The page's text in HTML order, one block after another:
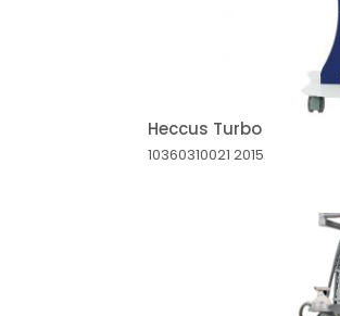
Heccus Turbo
10360310021 2015